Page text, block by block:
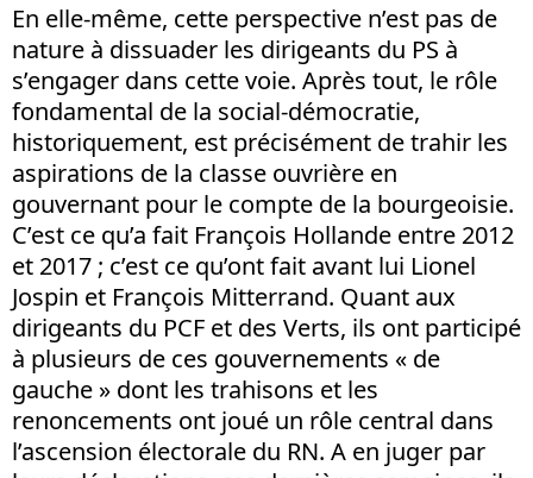
En elle-même, cette perspective n’est pas de
nature à dissuader les dirigeants du PS à
s’engager dans cette voie. Après tout, le rôle
fondamental de la social-démocratie,
historiquement, est précisément de trahir les
aspirations de la classe ouvrière en
gouvernant pour le compte de la bourgeoisie.
C’est ce qu’a fait François Hollande entre 2012
et 2017 ; c’est ce qu’ont fait avant lui Lionel
Jospin et François Mitterrand. Quant aux
dirigeants du PCF et des Verts, ils ont participé
à plusieurs de ces gouvernements « de
gauche » dont les trahisons et les
renoncements ont joué un rôle central dans
l’ascension électorale du RN. A en juger par